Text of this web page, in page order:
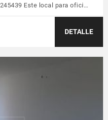
Este local para ofici…
DETALLE